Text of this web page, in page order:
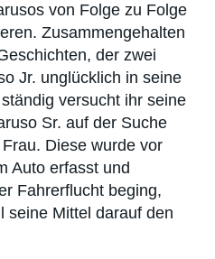
von Folge zu Folge
Zusammengehalten
der zwei
Jr. unglücklich in seine
versucht ihr seine
Sr. auf der Suche
Diese wurde vor
Auto erfasst und
Fahrerflucht beging,
seine Mittel darauf den